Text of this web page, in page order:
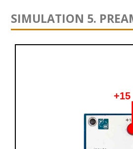
SIMULATION 5.